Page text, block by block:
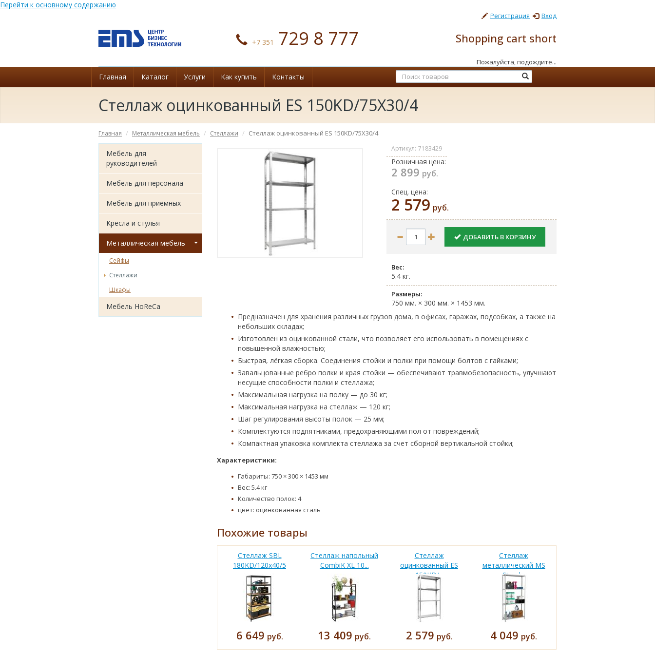
Перейти к основному содержанию
+7 351 729 8 777
Регистрация Вход
Shopping cart short
Пожалуйста, подождите...
Главная Каталог Услуги Как купить Контакты
Стеллаж оцинкованный ES 150KD/75Х30/4
Главная Металлическая мебель Стеллажи Стеллаж оцинкованный ES 150KD/75Х30/4
Мебель для
руководителей
Мебель для персонала
Мебель для приёмных
Кресла и стулья
Металлическая мебель
Сейфы
Стеллажи
Шкафы
Мебель HoReCa
Артикул: 7183429
Розничная цена:
2 899 руб.
Спец. цена:
2 579 руб.
ДОБАВИТЬ В КОРЗИНУ
Вес:
5.4 кг.
Размеры:
750 мм. × 300 мм. × 1453 мм.
Предназначен для хранения различных грузов дома, в офисах, гаражах, подсобках, а также на
небольших складах;
Изготовлен из оцинкованной стали, что позволяет его использовать в помещениях с
повышенной влажностью;
Быстрая, лёгкая сборка. Соединения стойки и полки при помощи болтов с гайками;
Завальцованные ребро полки и края стойки — обеспечивают травмобезопасность, улучшают
несущие способности полки и стеллажа;
Максимальная нагрузка на полку — до 30 кг;
Максимальная нагрузка на стеллаж — 120 кг;
Шаг регулирования высоты полок — 25 мм;
Комплектуются подпятниками, предохраняющими пол от повреждений;
Компактная упаковка комплекта стеллажа за счет сборной вертикальной стойки;
Характеристики:
Габариты: 750 × 300 × 1453 мм
Вес: 5.4 кг
Количество полок: 4
цвет: оцинкованная сталь
Похожие товары
Стеллаж SBL
180KD/120x40/5
6 649 руб.
Стеллаж напольный
CombiK XL 10...
13 409 руб.
Стеллаж
оцинкованный ES
150KD/...
2 579 руб.
Стеллаж
металлический MS
Stand...
4 049 руб.